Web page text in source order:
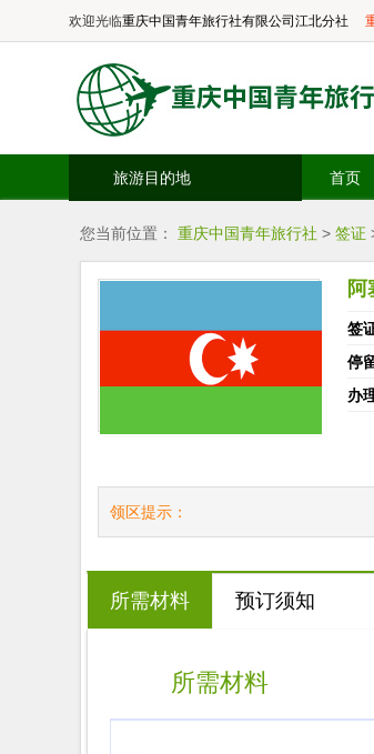
欢迎光临重庆中国青年旅行社有限公司江北分社
旅游目的地 首页
您当前位置： 重庆中国青年旅行社 > 签证
阿
签
停
办
领区提示：
所需材料 预订须知
所需材料